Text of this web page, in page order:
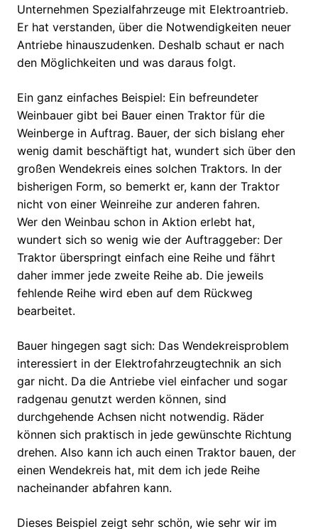
Unternehmen Spezialfahrzeuge mit Elektroantrieb.
Er hat verstanden, über die Notwendigkeiten neuer
Antriebe hinauszudenken. Deshalb schaut er nach
den Möglichkeiten und was daraus folgt.
Ein ganz einfaches Beispiel: Ein befreundeter
Weinbauer gibt bei Bauer einen Traktor für die
Weinberge in Auftrag. Bauer, der sich bislang eher
wenig damit beschäftigt hat, wundert sich über den
großen Wendekreis eines solchen Traktors. In der
bisherigen Form, so bemerkt er, kann der Traktor
nicht von einer Weinreihe zur anderen fahren.
Wer den Weinbau schon in Aktion erlebt hat,
wundert sich so wenig wie der Auftraggeber: Der
Traktor überspringt einfach eine Reihe und fährt
daher immer jede zweite Reihe ab. Die jeweils
fehlende Reihe wird eben auf dem Rückweg
bearbeitet.
Bauer hingegen sagt sich: Das Wendekreisproblem
interessiert in der Elektrofahrzeugtechnik an sich
gar nicht. Da die Antriebe viel einfacher und sogar
radgenau genutzt werden können, sind
durchgehende Achsen nicht notwendig. Räder
können sich praktisch in jede gewünschte Richtung
drehen. Also kann ich auch einen Traktor bauen, der
einen Wendekreis hat, mit dem ich jede Reihe
nacheinander abfahren kann.
Dieses Beispiel zeigt sehr schön, wie sehr wir im